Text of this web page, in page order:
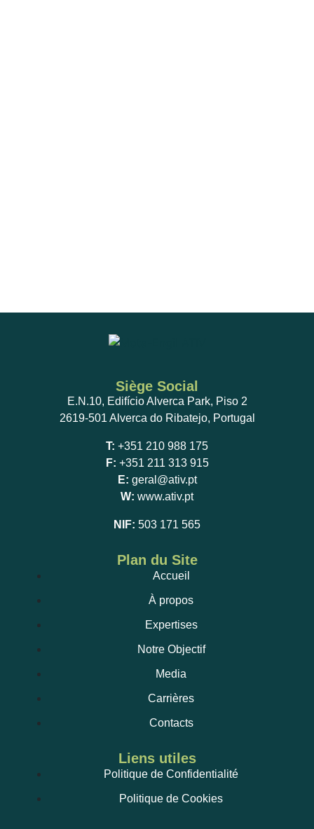
Siège Social
E.N.10, Edifício Alverca Park, Piso 2
2619-501 Alverca do Ribatejo, Portugal
T: +351 210 988 175
F: +351 211 313 915
E: geral@ativ.pt
W: www.ativ.pt
NIF: 503 171 565
Plan du Site
Accueil
À propos
Expertises
Notre Objectif
Media
Carrières
Contacts
Liens utiles
Politique de Confidentialité
Politique de Cookies